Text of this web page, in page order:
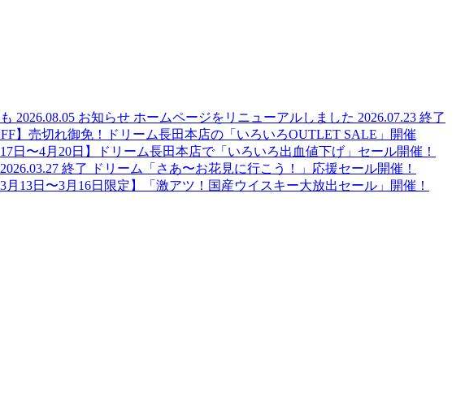
2026.08.05 お知らせ ホームページをリニューアルしました 2026.07.23 終了
】売切れ御免！ドリーム長田本店の「いろいろOUTLET SALE」開催
17日〜4月20日】ドリーム長田本店で「いろいろ出血値下げ」セール開催！
2026.03.27 終了
ドリーム「さあ〜お花見に行こう！」応援セール開催！
3月13日〜3月16日限定】「激アツ！国産ウイスキー大放出セール」開催！